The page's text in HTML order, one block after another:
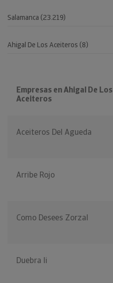
Empresas en Ahigal De Los
Aceiteros
Aceiteros Del Agueda
Arribe Rojo
Como Desees Zorzal
Duebra Ii